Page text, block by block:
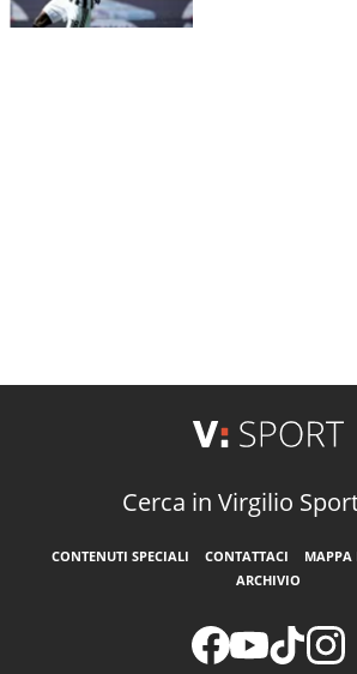
Cerca in Virgilio
CONTENUTI SPECIALI CONTATTACI MAPPA
ARCHIVIO